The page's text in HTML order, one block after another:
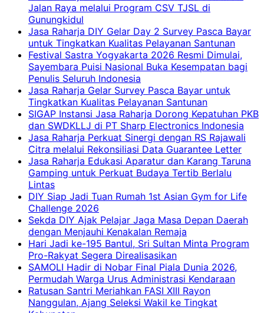
Jalan Raya melalui Program CSV TJSL di
Gunungkidul
Jasa Raharja DIY Gelar Day 2 Survey Pasca Bayar
untuk Tingkatkan Kualitas Pelayanan Santunan
Festival Sastra Yogyakarta 2026 Resmi Dimulai,
Sayembara Puisi Nasional Buka Kesempatan bagi
Penulis Seluruh Indonesia
Jasa Raharja Gelar Survey Pasca Bayar untuk
Tingkatkan Kualitas Pelayanan Santunan
SIGAP Instansi Jasa Raharja Dorong Kepatuhan PKB
dan SWDKLLJ di PT Sharp Electronics Indonesia
Jasa Raharja Perkuat Sinergi dengan RS Rajawali
Citra melalui Rekonsiliasi Data Guarantee Letter
Jasa Raharja Edukasi Aparatur dan Karang Taruna
Gamping untuk Perkuat Budaya Tertib Berlalu
Lintas
DIY Siap Jadi Tuan Rumah 1st Asian Gym for Life
Challenge 2026
Sekda DIY Ajak Pelajar Jaga Masa Depan Daerah
dengan Menjauhi Kenakalan Remaja
Hari Jadi ke-195 Bantul, Sri Sultan Minta Program
Pro-Rakyat Segera Direalisasikan
SAMOLI Hadir di Nobar Final Piala Dunia 2026,
Permudah Warga Urus Administrasi Kendaraan
Ratusan Santri Meriahkan FASI XIII Rayon
Nanggulan, Ajang Seleksi Wakil ke Tingkat